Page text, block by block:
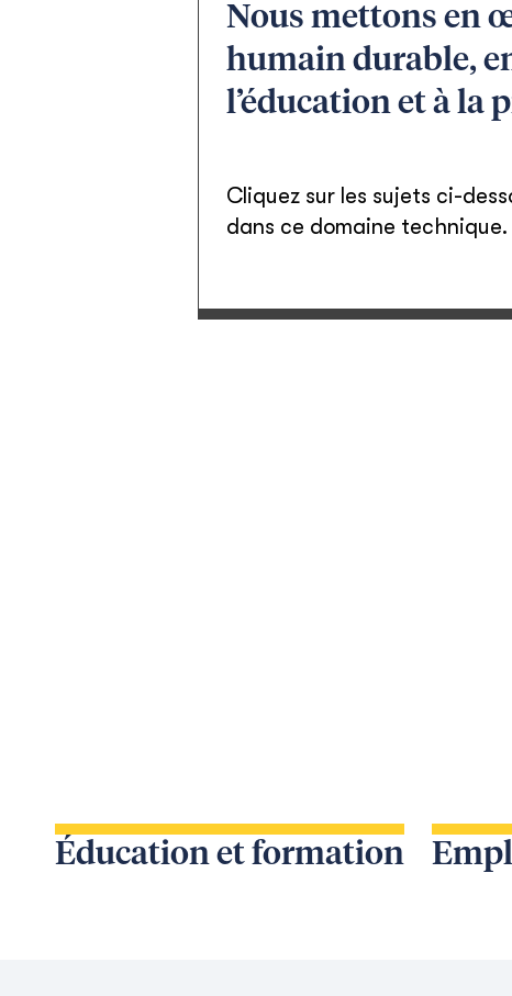
Nous mettons en
humain durable,
l’éducation et à la
Cliquez sur les sujets ci-
dans ce domaine technique.
Éducation et formation